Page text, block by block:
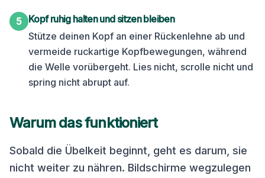
5 Kopf ruhig halten und sitzen bleiben
Stütze deinen Kopf an einer Rückenlehne ab und
vermeide ruckartige Kopfbewegungen, während
die Welle vorübergeht. Lies nicht, scrolle nicht und
spring nicht abrupt auf.
Warum das funktioniert
Sobald die Übelkeit beginnt, geht es darum, sie
nicht weiter zu nähren. Bildschirme wegzulegen